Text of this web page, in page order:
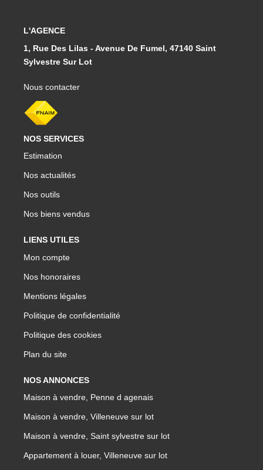
L'AGENCE
1, Rue Des Lilas - Avenue De Fumel, 47140 Saint
Sylvestre Sur Lot
Nous contacter
NOS SERVICES
Estimation
Nos actualités
Nos outils
Nos biens vendus
LIENS UTILES
Mon compte
Nos honoraires
Mentions légales
Politique de confidentialité
Politique des cookies
Plan du site
NOS ANNONCES
Maison à vendre, Penne d agenais
Maison à vendre, Villeneuve sur lot
Maison à vendre, Saint sylvestre sur lot
Appartement à louer, Villeneuve sur lot